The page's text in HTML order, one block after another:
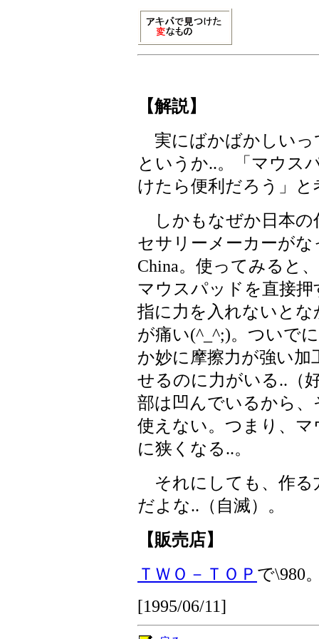
【解説】
実にばかばかしいっ
というか..。「マウス
けたら便利だろう」
しかもなぜか日本の
セサリーメーカーがな
China。使ってみると
マウスパッドを直接
指に力を入れないと
が痛い(^_^;)。ついで
か妙に摩擦力が強い
せるのに力がいる..（
部は凹んでいるから
使えない。つまり、
に狭くなる..。
それにしても、作る
だよな..（自滅）。
【販売店】
ＴＷＯ－ＴＯＰ で\980
[1995/06/11]